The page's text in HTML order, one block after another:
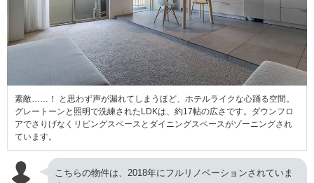
素敵……！ と思わず声が漏れてしまうほど、ホテルライクな心踊る空間。
グレートーンと照明で洗練されたLDKは、約17帖の広さです。ダウンフロ
アでさりげなくリビングスペースとダイニングスペースがゾーニングされ
ています。
こちらの物件は、2018年にフルリノベーションされていま